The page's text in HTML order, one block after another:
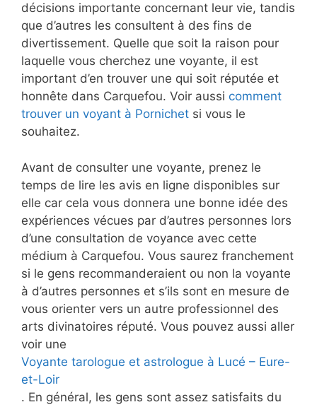
décisions importante concernant leur vie, tandis
que d’autres les consultent à des fins de
divertissement. Quelle que soit la raison pour
laquelle vous cherchez une voyante, il est
important d’en trouver une qui soit réputée et
honnête dans Carquefou. Voir aussi comment
trouver un voyant à Pornichet si vous le
souhaitez.
Avant de consulter une voyante, prenez le
temps de lire les avis en ligne disponibles sur
elle car cela vous donnera une bonne idée des
expériences vécues par d’autres personnes lors
d’une consultation de voyance avec cette
médium à Carquefou. Vous saurez franchement
si le gens recommanderaient ou non la voyante
à d’autres personnes et s’ils sont en mesure de
vous orienter vers un autre professionnel des
arts divinatoires réputé. Vous pouvez aussi aller
voir une
Voyante tarologue et astrologue à Lucé – Eure-
et-Loir
. En général, les gens sont assez satisfaits du